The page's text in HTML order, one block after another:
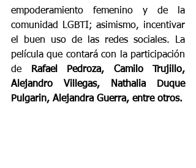
empoderamiento femenino y de la
comunidad LGBTI; asimismo, incentivar
el buen uso de las redes sociales. La
película que contará con la participación
de Rafael Pedroza, Camilo Trujillo,
Alejandro Villegas, Nathalia Duque
Pulgarin, Alejandra Guerra, entre otros.